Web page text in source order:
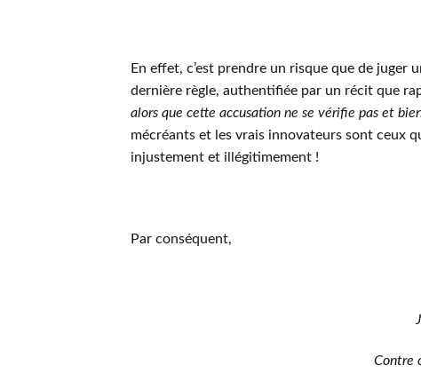
En effet, c’est prendre un risque que de juger
dernière règle, authentifiée par un récit que
alors que cette accusation ne se vérifie pas et
mécréants et les vrais innovateurs sont ceux
injustement et illégitimement !
Par conséquent,
Contre